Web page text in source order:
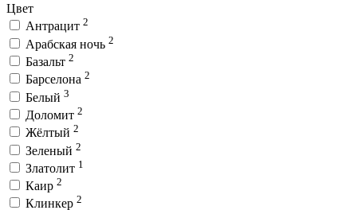
Цвет
Антрацит 2
Арабская ночь 2
Базальт 2
Барселона 2
Белый 3
Доломит 2
Жёлтый 2
Зеленый 2
Златолит 1
Каир 2
Клинкер 2